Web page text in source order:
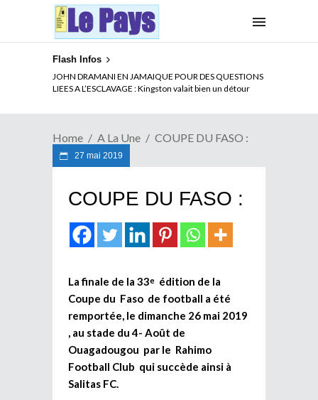
Flash Infos
JOHN DRAMANI EN JAMAIQUE POUR DES QUESTIONS
LIEES A L’ESCLAVAGE : Kingston valait bien un détour
Home A La Une COUPE DU FASO :
27 mai 2019
COUPE DU FASO :
La finale de la 33e édition de la
Coupe du Faso de football a été
remportée, le dimanche 26 mai 2019
, au stade du 4- Août de
Ouagadougou par le Rahimo
Football Club qui succède ainsi à
Salitas FC.